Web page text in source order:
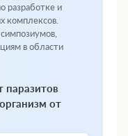
разработке и
комплексов.
в области
паразитов
от